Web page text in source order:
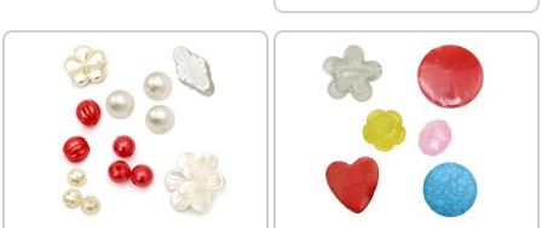
jederzeit
widerrufen.
Impressum
Datenschutzerklärung
Richtlinie